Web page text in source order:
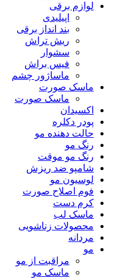
لوازم برقی
اپیلیدی
بند انداز برقی
ریش تراش
سشوار
فیس براش
ماساژور چشم
ماسک صورت
ماسک صورت
اکسیدان
پودر دکلره
حالت دهنده مو
رنگ مو
رنگ مو موقت
شامپو ضد ریزش
لوسیون مو
فوم اصلاح صورت
کرم دست
ماسک لب
محصولات زناشویی
مردانه
مو
مراقبت از مو
ماسک مو